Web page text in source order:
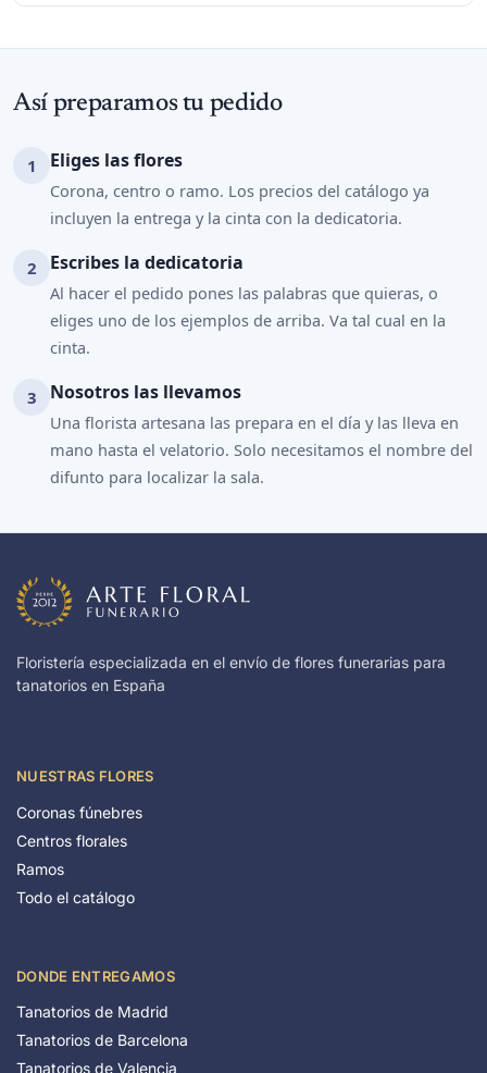
Así preparamos tu pedido
Eliges las flores
Corona, centro o ramo. Los precios del catálogo ya
incluyen la entrega y la cinta con la dedicatoria.
Escribes la dedicatoria
Al hacer el pedido pones las palabras que quieras, o
eliges uno de los ejemplos de arriba. Va tal cual en la
cinta.
Nosotros las llevamos
Una florista artesana las prepara en el día y las lleva en
mano hasta el velatorio. Solo necesitamos el nombre del
difunto para localizar la sala.
Floristería especializada en el envío de flores funerarias para
tanatorios en España
NUESTRAS FLORES
Coronas fúnebres
Centros florales
Ramos
Todo el catálogo
DONDE ENTREGAMOS
Tanatorios de Madrid
Tanatorios de Barcelona
Tanatorios de Valencia